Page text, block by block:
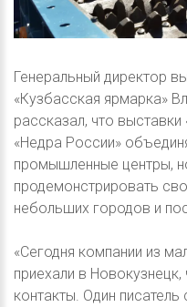
Генеральный директор
«Кузбасская ярмарка»
рассказал, что
«Недра России»
промышленные центры,
продемонстрировать
небольших городов и
«Сегодня компании из
приехали в
контакты. Один